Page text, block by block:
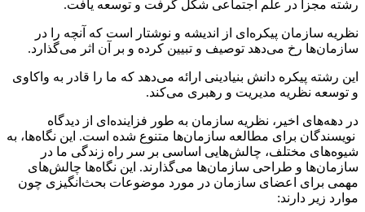
رشته مجزا در علم اجتماعی شکل گرفت و توسعه یافت.
نظریه سازمان پیکره‌ای از اندیشه و نوشتار است که آنچه را در
سازمان‌ها رخ می‌دهد توصیف و تبیین کرده و بر آن اثر می‌گذارد.
این رشته پیکره دانش بنیادینی ارائه می‌دهد که ما را قادر به واکاوی
و توسعه نظریه مدیریت و رهبری می‌کند.
در دهه‌های اخیر، نظریه سازمان به طور فزاینده‌ای از دیدگاه
نویسندگان برای مطالعه سازمان‌ها متنوع شده است. این نگاه‌ها، به
شیوه‌های مختلف، چالش‌هایی اساسی بر سر راه زندگی ما در
سازمان‌ها و طراحی سازمان‌ها می‌گذارند. این نگاه‌ها چالش‌های
مهمی برای اعضای سازمان در مورد موضوعات بحث‌انگیزی چون
موارد زیر دارند: